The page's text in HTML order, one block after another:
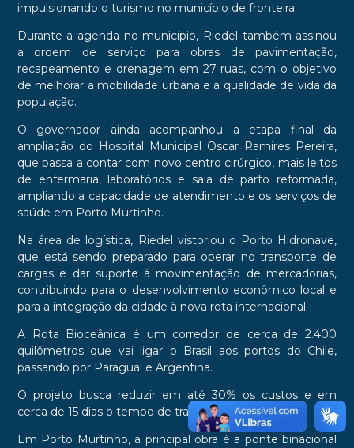
impulsionando o turismo no município de fronteira.
Durante a agenda no município, Riedel também assinou
a ordem de serviço para obras de pavimentação,
recapeamento e drenagem em 27 ruas, com o objetivo
de melhorar a mobilidade urbana e a qualidade de vida da
população.
O governador ainda acompanhou a etapa final da
ampliação do Hospital Municipal Oscar Ramires Pereira,
que passa a contar com novo centro cirúrgico, mais leitos
de enfermaria, laboratórios e sala de parto reformada,
ampliando a capacidade de atendimento e os serviços de
saúde em Porto Murtinho.
Na área de logística, Riedel vistoriou o Porto Hidronave,
que está sendo preparado para operar no transporte de
cargas e dar suporte à movimentação de mercadorias,
contribuindo para o desenvolvimento econômico local e
para a integração da cidade à nova rota internacional.
A Rota Bioceânica é um corredor de cerca de 2.400
quilômetros que vai ligar o Brasil aos portos do Chile,
passando por Paraguai e Argentina.
O projeto busca reduzir em até 30% os custos e em
cerca de 15 dias o tempo de transporte de cargas.
Em Porto Murtinho, a principal obra é a ponte binacional